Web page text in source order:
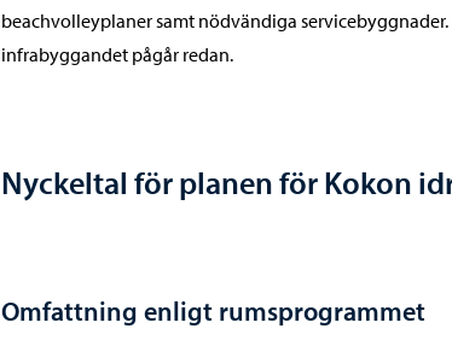
beachvolleyplaner samt nödvändiga
infrabyggandet pågår redan.
Nyckeltal för planen för Kokon
Omfattning enligt rumsprogrammet